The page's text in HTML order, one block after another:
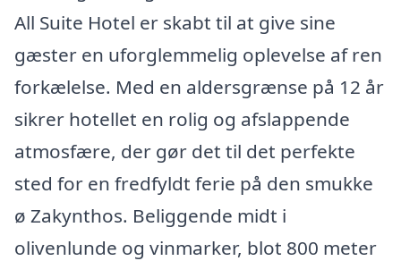
All Suite Hotel er skabt til at give sine
gæster en uforglemmelig oplevelse af ren
forkælelse. Med en aldersgrænse på 12 år
sikrer hotellet en rolig og afslappende
atmosfære, der gør det til det perfekte
sted for en fredfyldt ferie på den smukke
ø Zakynthos. Beliggende midt i
olivenlunde og vinmarker, blot 800 meter